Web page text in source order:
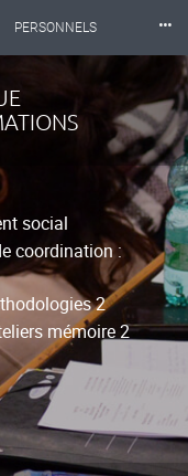
PERSONNELS
BIBLIOTHÈQUES
⸱⸱⸱
social
coordination :
2
mémoire 2